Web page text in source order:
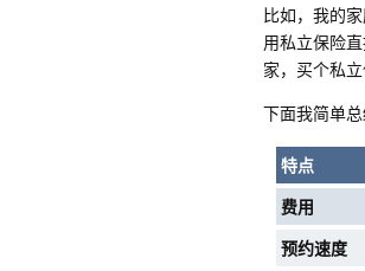
比如，我的
用私立保险
家，买个私
下面我简单
特点
费用
预约速度